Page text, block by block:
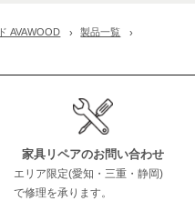
AVAWOOD
製品一覧
家具リペアのお問い合わせ
エリア限定(愛知・三重・静岡)
で修理を承ります。